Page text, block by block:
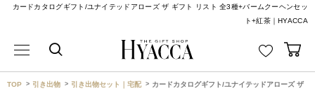
カードカタログギフト/ユナイテッドアローズ ザ ギフト リスト 全3種+バームクーヘンセッ
ト+紅茶｜HYACCA
TOP 引き出物 引き出物セット｜宅配
カードカタログギフト/ユナイテッドアローズ ザ